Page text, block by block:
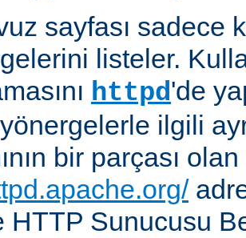
sayfası sadece
listeler.
httpd'de
ilgili
bir parçası
HTTP Sunucusu